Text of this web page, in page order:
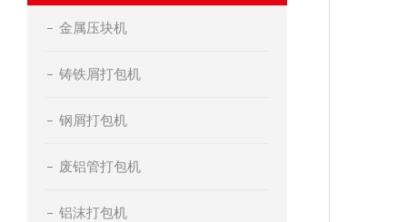
金属压块机
铸铁屑打包机
钢屑打包机
废铝管打包机
铝沫打包机